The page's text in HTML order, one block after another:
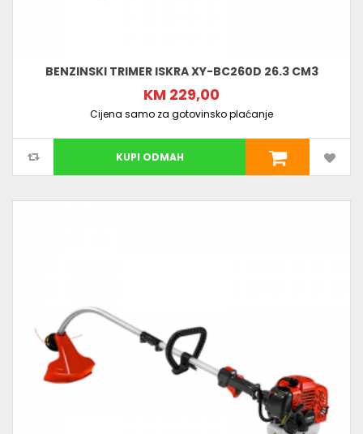
BENZINSKI TRIMER ISKRA XY-BC260D 26.3 CM3
KM 229,00
Cijena samo za gotovinsko plaćanje
KUPI ODMAH